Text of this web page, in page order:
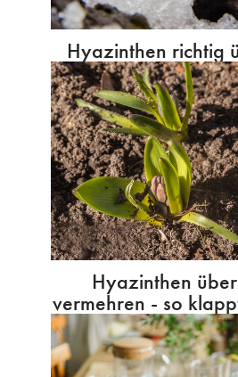
Hyazinthen richtig
Hyazinthen
vermehren - so